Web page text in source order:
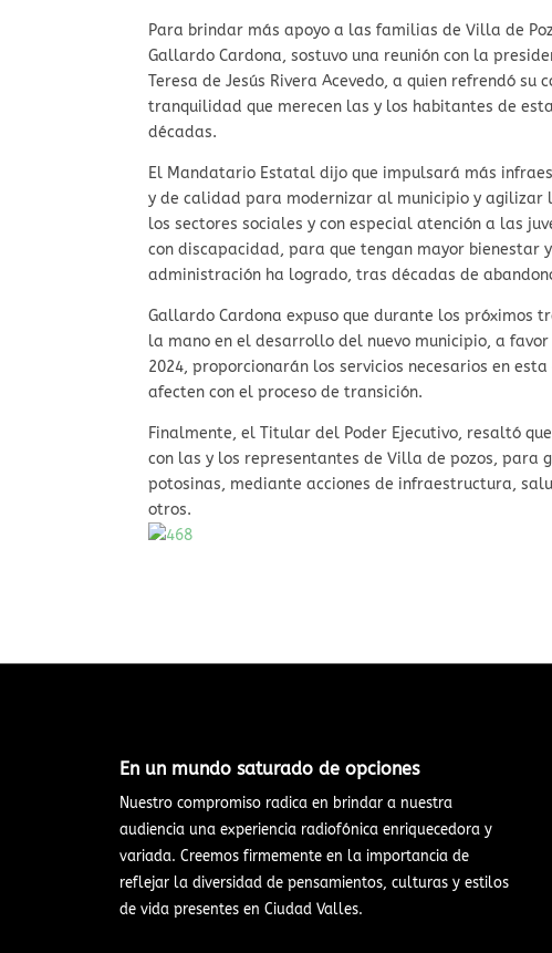
Para brindar más apoyo a las familias de Villa de
Gallardo Cardona, sostuvo una reunión con la
Teresa de Jesús Rivera Acevedo, a quien refrendó
tranquilidad que merecen las y los habitantes de
décadas.
El Mandatario Estatal dijo que impulsará más
y de calidad para modernizar al municipio y agilizar
los sectores sociales y con especial atención a las
con discapacidad, para que tengan mayor bienestar
administración ha logrado, tras décadas de
Gallardo Cardona expuso que durante los
la mano en el desarrollo del nuevo municipio, a
2024, proporcionarán los servicios necesarios en
afecten con el proceso de transición.
Finalmente, el Titular del Poder Ejecutivo, resaltó
con las y los representantes de Villa de pozos, para
potosinas, mediante acciones de infraestructura,
otros.
En un mundo saturado de opciones​
Nuestro compromiso radica en brindar a nuestra
audiencia una experiencia radiofónica enriquecedora y
variada. Creemos firmemente en la importancia de
reflejar la diversidad de pensamientos, culturas y estilos
de vida presentes en Ciudad Valles.